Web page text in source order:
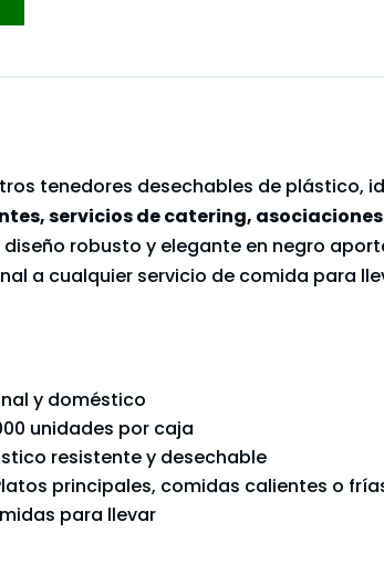
tenedores desechables de plástico,
servicios de catering, asociaciones
diseño robusto y elegante en negro
a cualquier servicio de comida para
y doméstico
unidades por caja
resistente y desechable
principales, comidas calientes o
para llevar